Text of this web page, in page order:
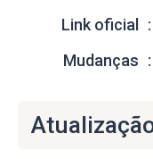
Link oficial
Mudanças